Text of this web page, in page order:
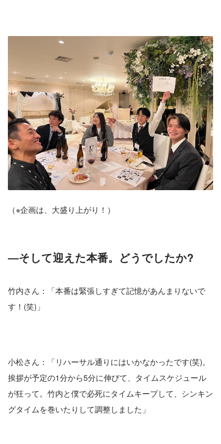
（※企画は、大盛り上がり！）
―そして迎えた本番。どうでしたか?
竹内さん：「本番は緊張しすぎて記憶があんまりないで
す！(笑)」
小松さん：「リハーサル通りにはいかなかったです(笑)。
挨拶が予定の1分から5分に伸びて、タイムスケジュール
が狂って。竹内と僕で必死にタイムキープして、シンキン
グタイムを巻いたりして調整しました」